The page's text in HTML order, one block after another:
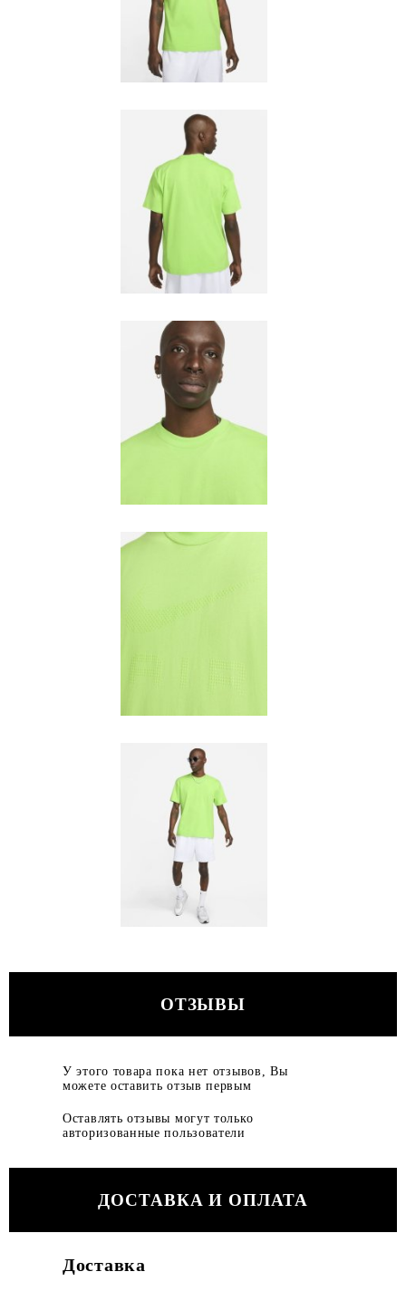
ОТЗЫВЫ
У этого товара пока нет отзывов, Вы
можете оставить отзыв первым
Оставлять отзывы могут только
авторизованные пользователи
ДОСТАВКА И ОПЛАТА
Доставка